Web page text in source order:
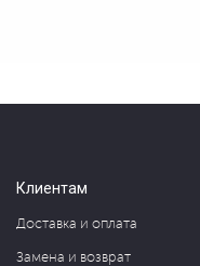
Клиентам
Доставка и оплата
Замена и возврат